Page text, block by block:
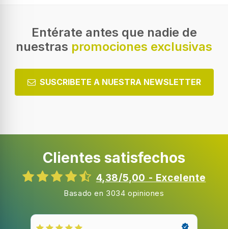
Entérate antes que nadie de
nuestras promociones exclusivas
SUSCRIBETE A NUESTRA NEWSLETTER
Clientes satisfechos
4,38/5,00 - Excelente
Basado en 3034 opiniones